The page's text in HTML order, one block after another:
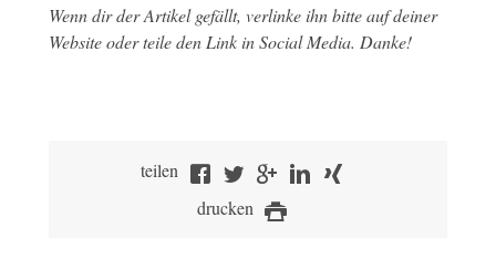
Wenn dir der Artikel gefällt, verlinke ihn bitte auf deiner
Website oder teile den Link in Social Media. Danke!
teilen
drucken